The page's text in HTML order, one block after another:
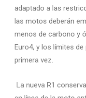
adaptado a las
las motos deberán
menos de carbono y
Euro4, y los límites
primera vez.
La nueva R1